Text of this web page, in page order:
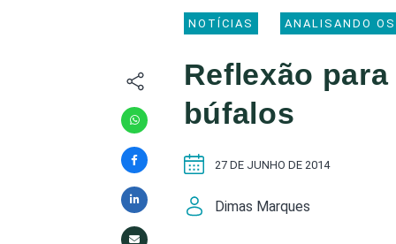
O Fauna News
Equipe
Parceiros
Republique
Contato/Mídia Kit
Fauna em
Caça
NOTÍCIAS ANALISANDO
Reflexão
búfalos
Dimas Marques
27 DE JUNHO DE 2014